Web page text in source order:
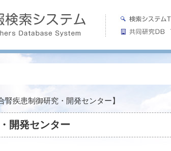
疾患制御研究・開発センター】
開発センター